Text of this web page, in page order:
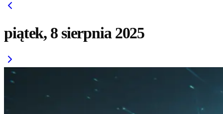
piątek, 8 sierpnia 2025